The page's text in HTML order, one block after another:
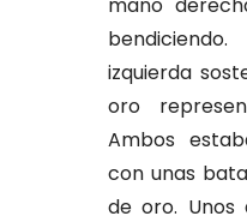
izquierda
oro
Ambos
con unas
de oro.